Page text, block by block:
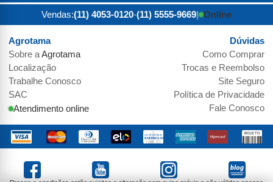
Vendas:(11) 4053-0120-(11) 5555-9669| Online
Agrotama
Sobre aAgrotama
Localização
Trabalhe Conosco
SAC
Atendimento online
Dúvidas
Como Comprar
Trocas e Reembolso
Site Seguro
Política de Privacidade
Fale Conosco